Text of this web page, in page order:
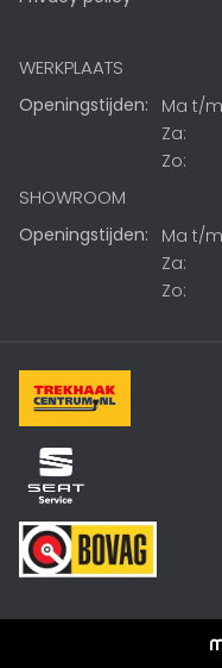
WERKPLAATS
Openingstijden: Ma t/
Za:
Zo:
SHOWROOM
Openingstijden: Ma t/
Za:
Zo: